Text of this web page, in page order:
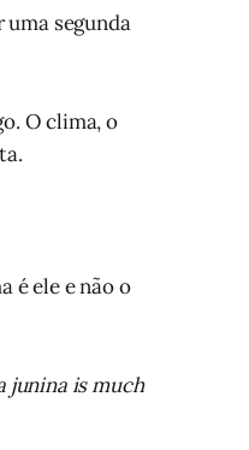
segunda
O clima, o
é ele e não o
junina is much